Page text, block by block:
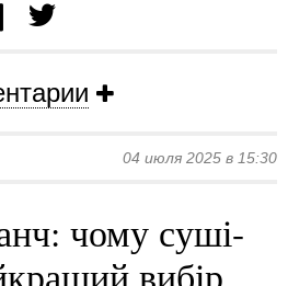
04 июля 2025 в 15:30
чому суші-